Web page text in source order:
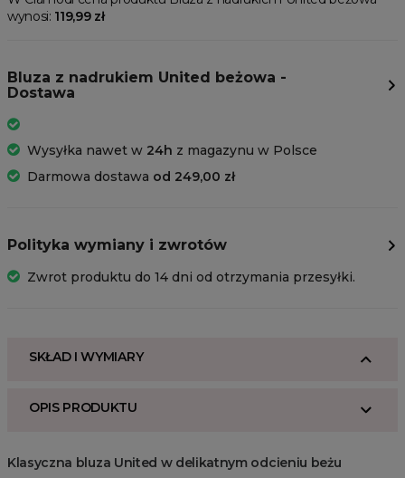
wynosi: 119,99 zł
Bluza z nadrukiem United beżowa -
Dostawa
Wysyłka nawet w 24h z magazynu w Polsce
Darmowa dostawa od 249,00 zł
Polityka wymiany i zwrotów
Zwrot produktu do 14 dni od otrzymania przesyłki.
SKŁAD I WYMIARY
OPIS PRODUKTU
Klasyczna bluza United w delikatnym odcieniu beżu